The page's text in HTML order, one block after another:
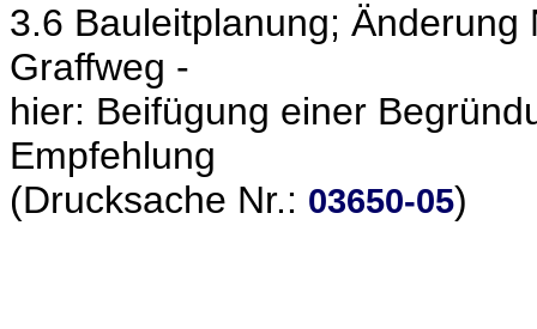
3.6 Bauleitplanung;
Graffweg -
hier: Beifügung einer
Empfehlung
(Drucksache Nr.: 03650-05)